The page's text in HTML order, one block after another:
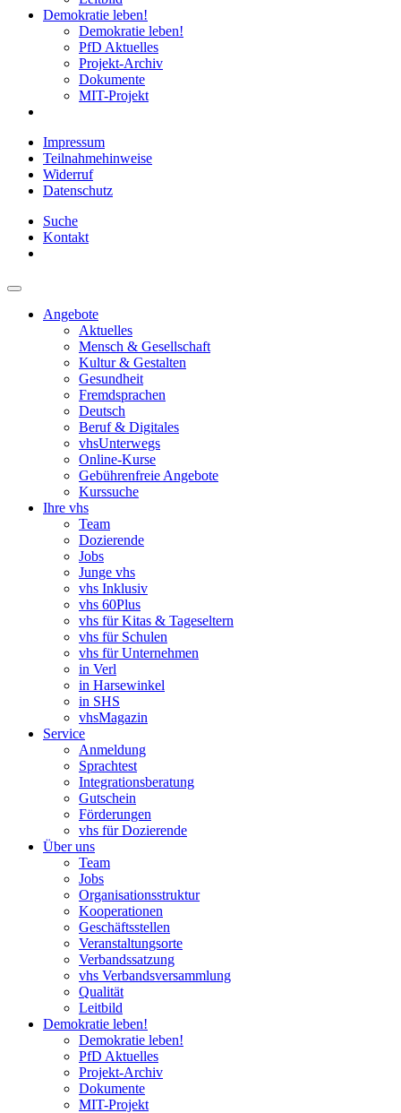
Demokratie leben!
Demokratie leben!
PfD Aktuelles
Projekt-Archiv
Dokumente
MIT-Projekt
Impressum
Teilnahmehinweise
Widerruf
Datenschutz
Suche
Kontakt
Angebote
Aktuelles
Mensch & Gesellschaft
Kultur & Gestalten
Gesundheit
Fremdsprachen
Deutsch
Beruf & Digitales
vhsUnterwegs
Online-Kurse
Gebührenfreie Angebote
Kurssuche
Ihre vhs
Team
Dozierende
Jobs
Junge vhs
vhs Inklusiv
vhs 60Plus
vhs für Kitas & Tageseltern
vhs für Schulen
vhs für Unternehmen
in Verl
in Harsewinkel
in SHS
vhsMagazin
Service
Anmeldung
Sprachtest
Integrationsberatung
Gutschein
Förderungen
vhs für Dozierende
Über uns
Team
Jobs
Organisationsstruktur
Kooperationen
Geschäftsstellen
Veranstaltungsorte
Verbandssatzung
vhs Verbandsversammlung
Qualität
Leitbild
Demokratie leben!
Demokratie leben!
PfD Aktuelles
Projekt-Archiv
Dokumente
MIT-Projekt